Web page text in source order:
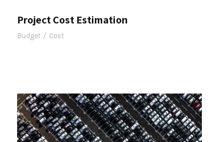
Project Cost Estimation
Budget / Cost